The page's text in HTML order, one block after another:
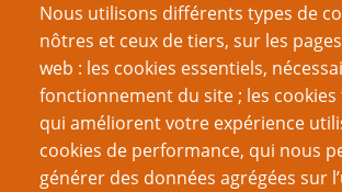
Nous utilisons différents types de
nôtres et ceux de tiers, sur les
web : les cookies essentiels,
fonctionnement du site ; les
qui améliorent votre expérience
cookies de performance, qui nous
générer des données agrégées sur
Dix millions d’histoires de gens
Une aide de jeu utile
Porté disparu : continuer la campagne
d'absence de joueur
Types de campagnes de science-
quantiques avec dés